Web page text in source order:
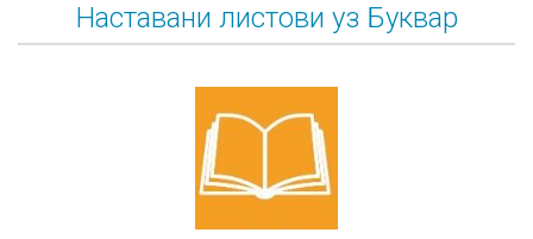
Наставани листови уз Буквар